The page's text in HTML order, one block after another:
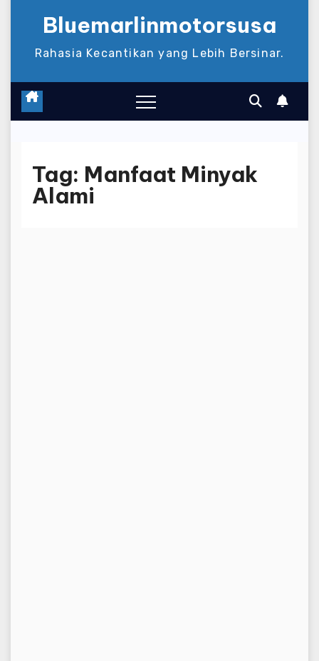
Bluemarlinmotorsusa
Rahasia Kecantikan yang Lebih Bersinar.
Tag: Manfaat Minyak
Alami